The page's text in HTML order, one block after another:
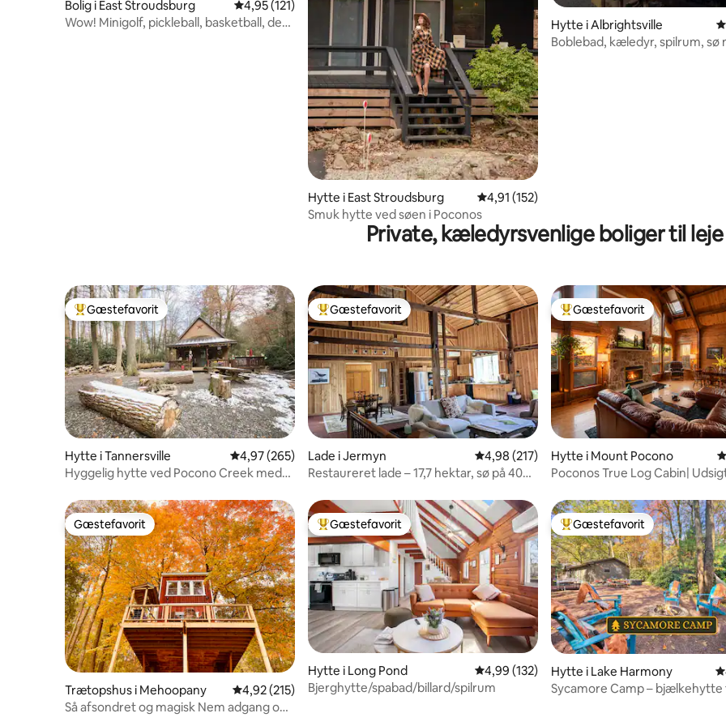
Bolig i East Stroudsburg 4,95 ud af 5 i gennemsnitlig bedømmelse, 121 omtaler
4,95 (121)
Wow! Minigolf, pickleball, basketball, der
Hytte i East Stroudsburg 4,91 ud af 5 i gennemsnitlig bedømmelse,
4,91 (152)
Smuk hytte ved søen i Poconos
Hytte i Albrightsville
Boblebad, kæledyr, spilrum, sø
Private, kæledyrsvenlige boliger til leje
Bedste gæstefavorit
Gæstefavorit
Hytte i Tannersville 4,97 ud af 5 i gennemsnitlig bedømmelse, 265 omtaler
4,97 (265)
Hyggelig hytte ved Pocono Creek med
Bedste gæstefavorit
Gæstefavorit
Lade i Jermyn 4,98 ud af 5 i gennemsnitlig bedømmelse,
4,98 (217)
Restaureret lade – 17,7 hektar, sø på 40
Bedste gæstefavorit
Gæstefavorit
Hytte i Mount Pocono
Poconos True Log Cabin|
Gæstefavorit
Gæstefavorit
Trætopshus i Mehoopany 4,92 ud af 5 i gennemsnitlig bedømmelse, 215 omtaler
4,92 (215)
Så afsondret og magisk Nem adgang og
Bedste gæstefavorit
Gæstefavorit
Hytte i Long Pond 4,99 ud af 5 i gennemsnitlig bedømmelse,
4,99 (132)
Bjerghytte/spabad/billard/spilrum
Bedste gæstefavorit
Gæstefavorit
Hytte i Lake Harmony
Sycamore Camp – bjælkehytte